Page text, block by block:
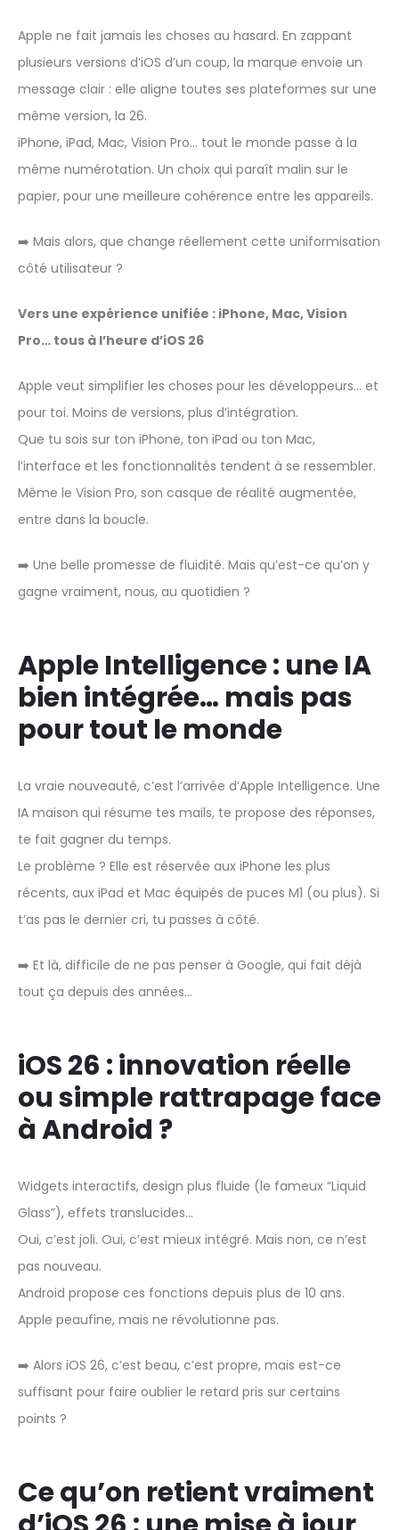
Apple ne fait jamais les choses au hasard. En zappant
plusieurs versions d’iOS d’un coup, la marque envoie un
message clair : elle aligne toutes ses plateformes sur une
même version, la 26.
iPhone, iPad, Mac, Vision Pro… tout le monde passe à la
même numérotation. Un choix qui paraît malin sur le
papier, pour une meilleure cohérence entre les appareils.
➡️ Mais alors, que change réellement cette uniformisation
côté utilisateur ?
Vers une expérience unifiée : iPhone, Mac, Vision
Pro… tous à l’heure d’iOS 26
Apple veut simplifier les choses pour les développeurs… et
pour toi. Moins de versions, plus d’intégration.
Que tu sois sur ton iPhone, ton iPad ou ton Mac,
l’interface et les fonctionnalités tendent à se ressembler.
Même le Vision Pro, son casque de réalité augmentée,
entre dans la boucle.
➡️ Une belle promesse de fluidité. Mais qu’est-ce qu’on y
gagne vraiment, nous, au quotidien ?
Apple Intelligence : une IA
bien intégrée… mais pas
pour tout le monde
La vraie nouveauté, c’est l’arrivée d’Apple Intelligence. Une
IA maison qui résume tes mails, te propose des réponses,
te fait gagner du temps.
Le problème ? Elle est réservée aux iPhone les plus
récents, aux iPad et Mac équipés de puces M1 (ou plus). Si
t’as pas le dernier cri, tu passes à côté.
➡️ Et là, difficile de ne pas penser à Google, qui fait déjà
tout ça depuis des années…
iOS 26 : innovation réelle
ou simple rattrapage face
à Android ?
Widgets interactifs, design plus fluide (le fameux “Liquid
Glass”), effets translucides…
Oui, c’est joli. Oui, c’est mieux intégré. Mais non, ce n’est
pas nouveau.
Android propose ces fonctions depuis plus de 10 ans.
Apple peaufine, mais ne révolutionne pas.
➡️ Alors iOS 26, c’est beau, c’est propre, mais est-ce
suffisant pour faire oublier le retard pris sur certains
points ?
Ce qu’on retient vraiment